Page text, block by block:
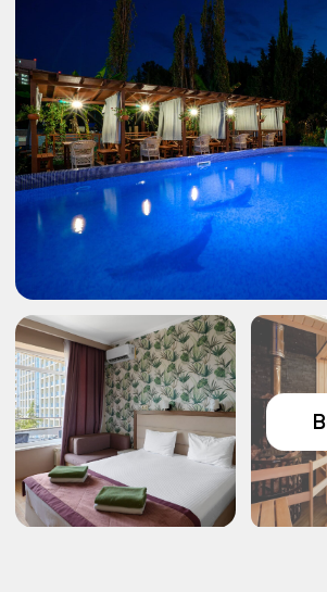
Рестораны Grace— идеальные залы
для свадеб, юбилеев и корпоративов.
Изысканная кухня, стильные
интерьеры и безупречный сервис в
живописных локациях
Контакты
Корпоративы
Семейные
торжества
Новогодние банкеты
Телефон
Дни рождения
Свадьбы
Главная
Контакты
Навигация